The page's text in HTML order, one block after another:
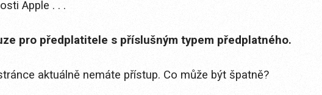
Apple . . .
pro předplatitele s příslušným typem předplatného.
aktuálně nemáte přístup. Co může být špatně?